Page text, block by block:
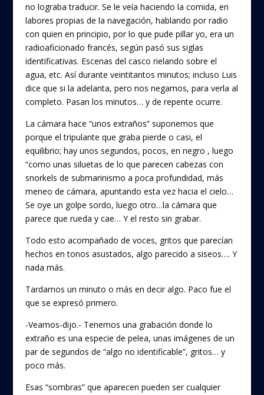
no lograba traducir. Se le veía haciendo la comida, en
labores propias de la navegación, hablando por radio
con quien en principio, por lo que pude pillar yo, era un
radioaficionado francés, según pasó sus siglas
identificativas. Escenas del casco rielando sobre el
agua, etc. Así durante veintitantos minutos; incluso Luis
dice que si la adelanta, pero nos negamos, para verla al
completo. Pasan los minutos… y de repente ocurre.
La cámara hace “unos extraños” suponemos que
porque el tripulante que graba pierde o casi, el
equilibrio; hay unos segundos, pocos, en negro , luego
“como unas siluetas de lo que parecen cabezas con
snorkels de submarinismo a poca profundidad, más
meneo de cámara, apuntando esta vez hacia el cielo…
Se oye un golpe sordo, luego otro…la cámara que
parece que rueda y cae… Y el resto sin grabar.
Todo esto acompañado de voces, gritos que parecían
hechos en tonos asustados, algo parecido a siseos…. Y
nada más.
Tardamos un minuto o más en decir algo. Paco fue el
que se expresó primero.
-Veamos-dijo.- Tenemos una grabación donde lo
extraño es una especie de pelea, unas imágenes de un
par de segundos de “algo no identificable”, gritos… y
poco más.
Esas “sombras” que aparecen pueden ser cualquier